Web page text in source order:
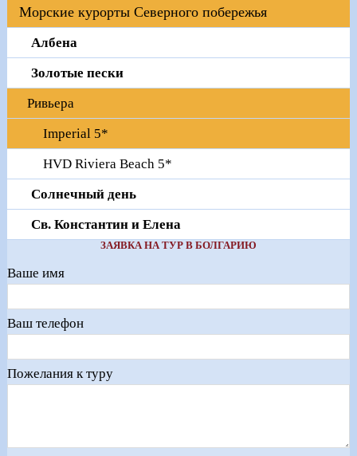
Морские курорты Северного побережья
Албена
Золотые пески
Ривьера
Imperial 5*
HVD Riviera Beach 5*
Солнечный день
Св. Константин и Елена
ЗАЯВКА НА ТУР В БОЛГАРИЮ
Ваше имя
Ваш телефон
Пожелания к туру